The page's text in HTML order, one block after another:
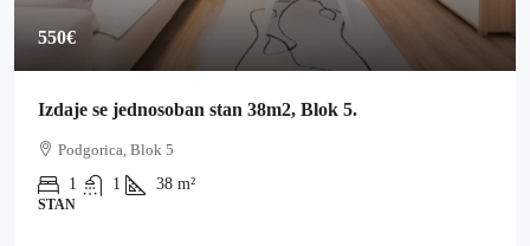
550€
Izdaje se jednosoban stan 38m2, Blok 5.
Podgorica, Blok 5
1
1 38 m²
STAN